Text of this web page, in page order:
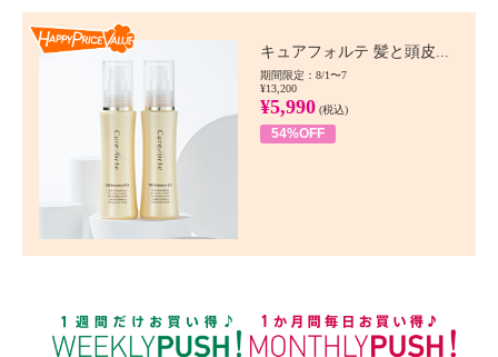
キュアフォルテ 髪と頭皮...
期間限定：8/1〜7
¥13,200
¥5,990 (税込)
54%OFF